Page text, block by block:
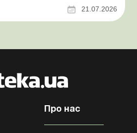
під час мобілізації удосконалено
центр з організації
бронювання військовозобов’язаних Верховна ...
21.07.2026
Про нас